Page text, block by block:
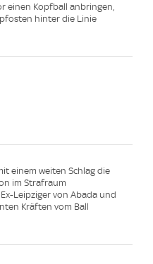
einen Kopfball anbringen,
hinter die Linie
einem weiten Schlag die
im Strafraum
Leipziger von Abada und
Kräften vom Ball